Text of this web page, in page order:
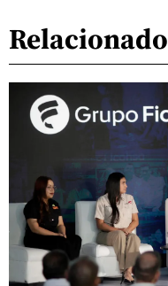
Relacionado